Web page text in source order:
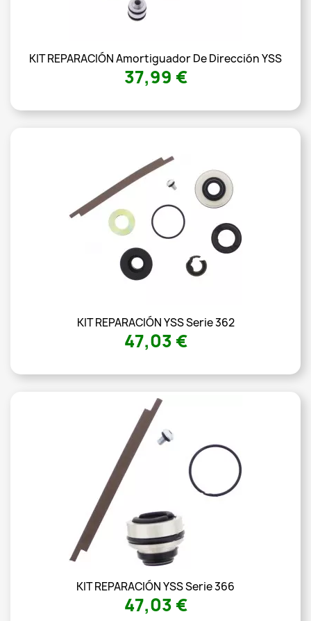
KIT REPARACIÓN Amortiguador De Dirección YSS
37,99 €
KIT REPARACIÓN YSS Serie 362
47,03 €
KIT REPARACIÓN YSS Serie 366
47,03 €